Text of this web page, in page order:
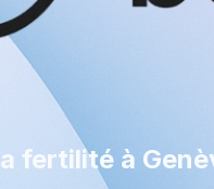
fertilité à